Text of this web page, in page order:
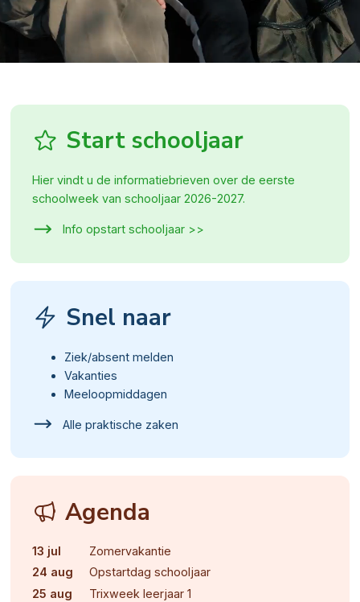
Start schooljaar
Hier vindt u de informatiebrieven over de eerste
schoolweek van schooljaar 2026-2027.
Info opstart schooljaar >>
Snel naar
Ziek/absent melden
Vakanties
Meeloopmiddagen
Alle praktische zaken
Agenda
13 jul
Zomervakantie
24 aug
Opstartdag schooljaar
25 aug
Trixweek leerjaar 1